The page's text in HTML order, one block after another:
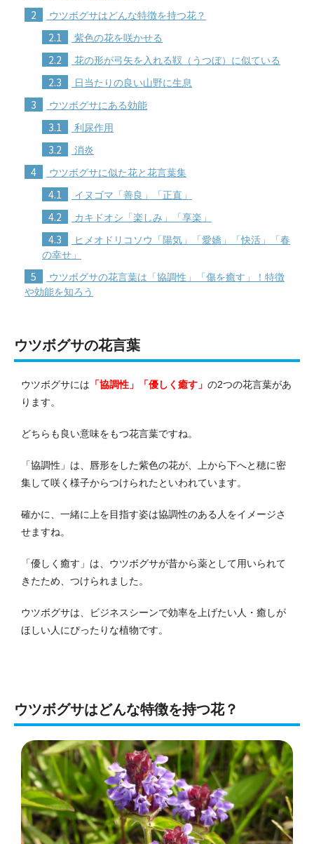
2 ウツボグサはどんな特徴を持つ花？
2.1 紫色の花を咲かせる
2.2 花の形が弓矢を入れる靫（うつぼ）に似ている
2.3 日当たりの良い山野に生息
3 ウツボグサにある効能
3.1 利尿作用
3.2 消炎
4 ウツボグサに似た花と花言葉集
4.1 イヌゴマ「善良」「正直」
4.2 カキドオシ「楽しみ」「享楽」
4.3
ヒメオドリコソウ「陽気」「愛嬌」「快活」「春
の幸せ」
5
ウツボグサの花言葉は「協調性」「傷を癒す」！特徴
や効能を知ろう
ウツボグサの花言葉
ウツボグサには 「協調性」「優しく癒す」 の2つの花言葉があ
ります。
どちらも良い意味をもつ花言葉ですね。
「協調性」は、唇形をした紫色の花が、上から下へと穂に密
集して咲く様子からつけられたといわれています。
確かに、一緒に上を目指す姿は協調性のある人をイメージさ
せますね。
「優しく癒す」は、ウツボグサが昔から薬として用いられて
きたため、つけられました。
ウツボグサは、ビジネスシーンで効率を上げたい人・癒しが
ほしい人にぴったりな植物です。
ウツボグサはどんな特徴を持つ花？